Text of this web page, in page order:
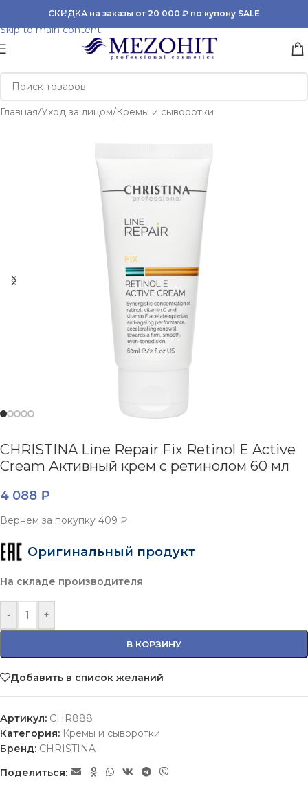
Skip to navigation
Skip to main content
СКИДКА на заказы от 20 000 ₽ по купону SALE
Главная/Уход за лицом/Кремы и сыворотки
CHRISTINA Line Repair Fix Retinol E Active
Cream Активный крем с ретинолом 60 мл
4 088 ₽
Вернем за покупку 409 ₽
Оригинальный продукт
На складе производителя
- +
В КОРЗИНУ
Добавить в список желаний
Артикул: CHR888
Категория: Кремы и сыворотки
Бренд: CHRISTINA
Поделиться: